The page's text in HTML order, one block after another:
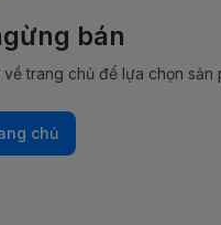
bán
trang chủ để lựa chọn sản
chủ